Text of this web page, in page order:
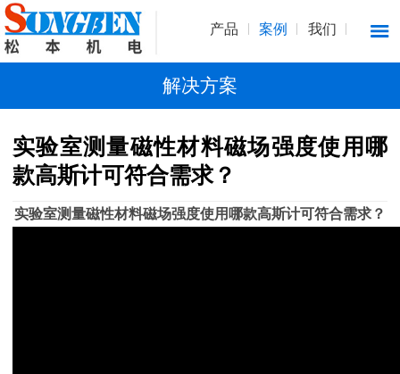
产品 案例 我们
解决方案
实验室测量磁性材料磁场强度使用哪
款高斯计可符合需求？
实验室测量磁性材料磁场强度使用哪款高斯计可符合需求？